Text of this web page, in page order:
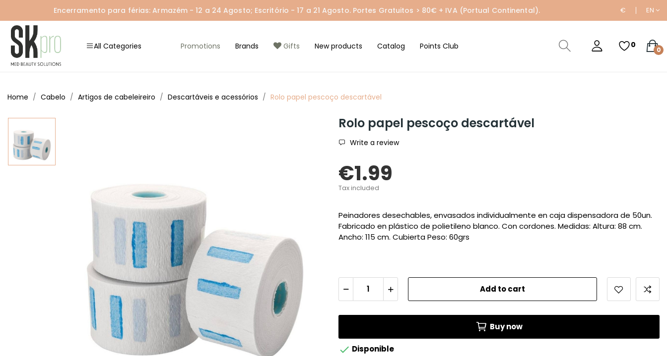
Encerramento para férias: Armazém - 12 a 24 Agosto; Escritório - 17 a 21 Agosto. Portes Gratuitos > 80€ + IVA (Portual Continental). € EN
All Categories Promotions Brands Gifts New products Catalog Points Club 0
0
Home Cabelo Artigos de cabeleireiro Descartáveis e acessórios Rolo papel pescoço descartável
Rolo papel pescoço descartável
Write a review
€1.99
Tax included
Peinadores desechables, envasados individualmente en caja dispensadora de 50un.
Fabricado en plástico de polietileno blanco. Con cordones. Medidas: Altura: 88 cm.
Ancho: 115 cm. Cubierta Peso: 60grs
Add to cart
Buy now
 Disponible